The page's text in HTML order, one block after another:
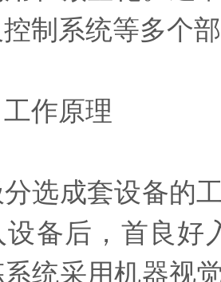
制系统等多个
作原理
成套设备的工
设备后，首良好
统采用机器视